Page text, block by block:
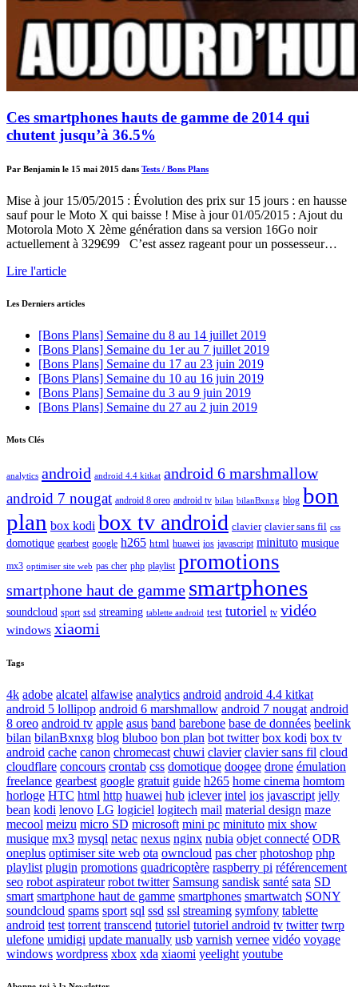
Ces smartphones hauts de gamme de 2014 qui
chutent jusqu’à 36.5%
Par Benjamin le 15 mai 2015 dans Tests / Bons Plans
Mise à jour 15/05/2015 : Évolution des prix sur 15 jours : en hausse
sauf pour le Moto X qui baisse ! Mise à jour 01/05/2015 : Ajout du
Motorola Moto X 2ème génération dans sa version 16Go noir
actuellement à 329€99 C’est assez rageant pour un possesseur…
Lire l'article
Les Derniers articles
[Bons Plans] Semaine du 8 au 14 juillet 2019
[Bons Plans] Semaine du 1er au 7 juillet 2019
[Bons Plans] Semaine du 17 au 23 juin 2019
[Bons Plans] Semaine du 10 au 16 juin 2019
[Bons Plans] Semaine du 3 au 9 juin 2019
[Bons Plans] Semaine du 27 au 2 juin 2019
Mots Clés
analytics android android 4.4 kitkat android 6 marshmallow
android 7 nougat android 8 oreo android tv bilan bilanBxnxg blog bon
plan box kodi box tv android clavier clavier sans fil css
domotique gearbest google h265 html huawei ios javascript minituto musique
mx3 optimiser site web pas cher php playlist promotions
smartphone haut de gamme smartphones
soundcloud sport ssd streaming tablette android test tutoriel tv vidéo
windows xiaomi
Tags
4k adobe alcatel alfawise analytics android android 4.4 kitkat
android 5 lollipop android 6 marshmallow android 7 nougat android
8 oreo android tv apple asus band barebone base de données beelink
bilan bilanBxnxg blog bluboo bon plan bot twitter box kodi box tv
android cache canon chromecast chuwi clavier clavier sans fil cloud
cloudflare concours crontab css domotique doogee drone émulation
freelance gearbest google gratuit guide h265 home cinema homtom
horloge HTC html http huawei hub iclever intel ios javascript jelly
bean kodi lenovo LG logiciel logitech mail material design maze
mecool meizu micro SD microsoft mini pc minituto mix show
musique mx3 mysql netac nexus nginx nubia objet connecté ODR
oneplus optimiser site web ota owncloud pas cher photoshop php
playlist plugin promotions quadricoptère raspberry pi référencement
seo robot aspirateur robot twitter Samsung sandisk santé sata SD
smart smartphone haut de gamme smartphones smartwatch SONY
soundcloud spams sport sql ssd ssl streaming symfony tablette
android test torrent transcend tutoriel tutoriel android tv twitter twrp
ulefone umidigi update manually usb varnish vernee vidéo voyage
windows wordpress xbox xda xiaomi yeelight youtube